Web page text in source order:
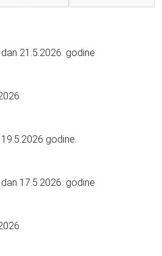
21.5.2026. godine
20.5.2026
godine.
17.5.2026. godine
16.5.2026